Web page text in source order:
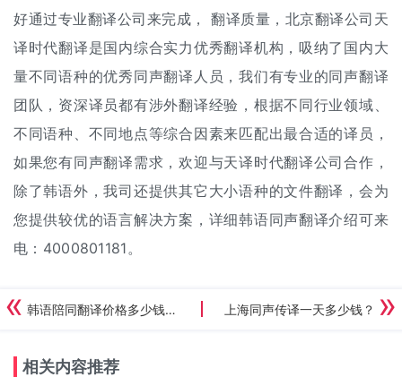
好通过专业翻译公司来完成， 翻译质量，北京翻译公司天
译时代翻译是国内综合实力优秀翻译机构 ，吸纳了国内大
量不同语种的优秀同声翻译人员，我们有专业的同声翻译
团队，资深译员都有涉外翻译经验，根据不同行业领域、
不同语种、不同地点等综合因素来匹配出最合适的译员，
如果您有同声翻译需求，欢迎与天译时代翻译公司合作，
除了韩语外，我司还提供其它大小语种的文件翻译，会为
您提供较优的语言解决方案，详细韩语同声翻译介绍可来
电：4000801181。
韩语陪同翻译价格多少钱一天？ 上海同声传译一天多少钱？
相关内容推荐